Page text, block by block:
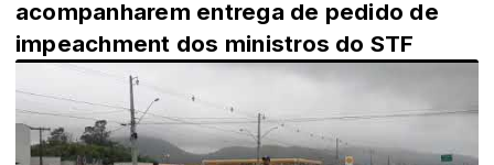
acompanharem entrega de pedido de
impeachment dos ministros do STF